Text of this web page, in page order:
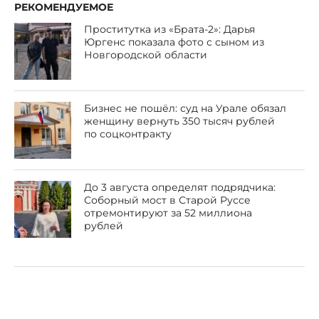
РЕКОМЕНДУЕМОЕ
Проститутка из «Брата-2»: Дарья
Юргенс показала фото с сыном из
Новгородской области
Бизнес не пошёл: суд на Урале обязал
женщину вернуть 350 тысяч рублей
по соцконтракту
До 3 августа определят подрядчика:
Соборный мост в Старой Руссе
отремонтируют за 52 миллиона
рублей